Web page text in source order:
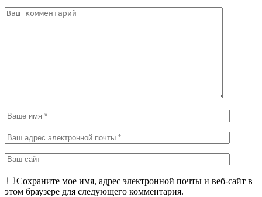
Сохраните мое имя, адрес электронной почты и веб-сайт в
этом браузере для следующего комментария.